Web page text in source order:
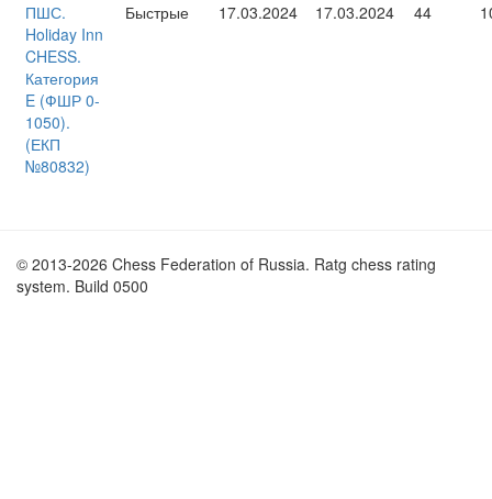
ПШС.
Holiday Inn
CHESS.
Категория
E (ФШР 0-
1050).
(ЕКП
№80832)
Быстрые 17.03.2024 17.03.2024 44
© 2013-2026 Chess Federation of Russia. Ratg chess rating
system. Build 0500